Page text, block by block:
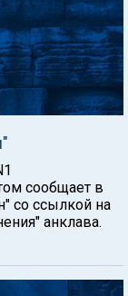
сообщает в
со ссылкой на
анклава.